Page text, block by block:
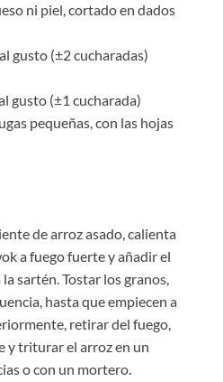
ni piel, cortado en dados
gusto (±2 cucharadas)
gusto (±1 cucharada)
pequeñas, con las hojas
de arroz asado, calienta
a fuego fuerte y añadir el
sartén. Tostar los granos,
hasta que empiecen a
retirar del fuego,
y triturar el arroz en un
o con un mortero.